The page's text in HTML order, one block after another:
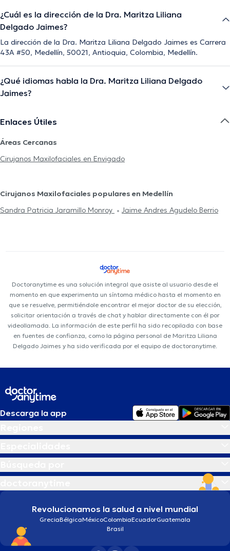
¿Cuál es la dirección de la Dra. Maritza Liliana
Delgado Jaimes?
La dirección de la Dra. Maritza Liliana Delgado Jaimes es Carrera
43A #50, Medellín, 50021, Antioquia, Colombia, Medellín.
¿Qué idiomas habla la Dra. Maritza Liliana Delgado
Jaimes?
Enlaces Útiles
Áreas Cercanas
Cirujanos Maxilofaciales en Envigado
Cirujanos Maxilofaciales populares en Medellín
Sandra Patricia Jaramillo Monroy
Jaime Andres Agudelo Berrio
Doctoranytime es una solución integral que asiste al usuario desde el
momento en que experimenta un síntoma médico hasta el momento en
que se resuelve, permitiéndole encontrar el mejor doctor de su elección,
solicitar orientación a través de chat y hablar directamente con él por
videollamada. La información de este perfil ha sido recopilada con base
en fuentes de confianza, como la página personal de Maritza Liliana
Delgado Jaimes y ha sido verificada por el equipo de doctoranytime.
Descarga la app
Revolucionamos la salud a nivel mundial
GreciaBélgicaMéxicoColombiaEcuadorGuatemala
Brasil